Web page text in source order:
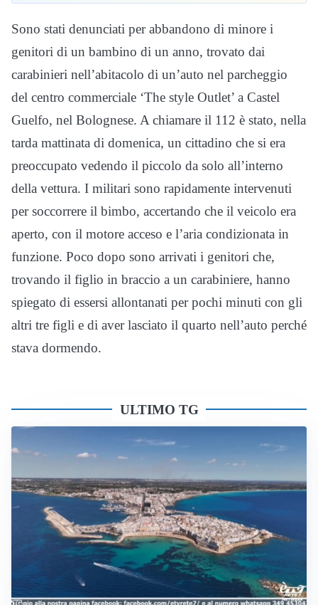
Sono stati denunciati per abbandono di minore i
genitori di un bambino di un anno, trovato dai
carabinieri nell’abitacolo di un’auto nel parcheggio
del centro commerciale ‘The style Outlet’ a Castel
Guelfo, nel Bolognese. A chiamare il 112 è stato, nella
tarda mattinata di domenica, un cittadino che si era
preoccupato vedendo il piccolo da solo all’interno
della vettura. I militari sono rapidamente intervenuti
per soccorrere il bimbo, accertando che il veicolo era
aperto, con il motore acceso e l’aria condizionata in
funzione. Poco dopo sono arrivati i genitori che,
trovando il figlio in braccio a un carabiniere, hanno
spiegato di essersi allontanati per pochi minuti con gli
altri tre figli e di aver lasciato il quarto nell’auto perché
stava dormendo.
ULTIMO TG